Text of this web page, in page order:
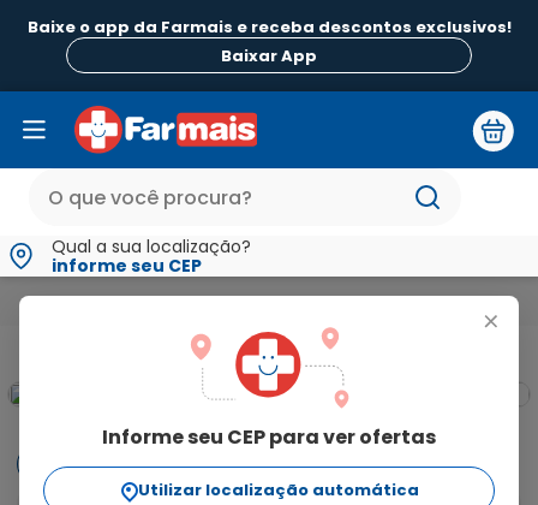
Baixe o app da Farmais e receba descontos exclusivos!
Baixar App
Qual a sua localização?
informe seu CEP
+
Informe seu CEP para ver ofertas
Utilizar localização automática
Óleo
Informações